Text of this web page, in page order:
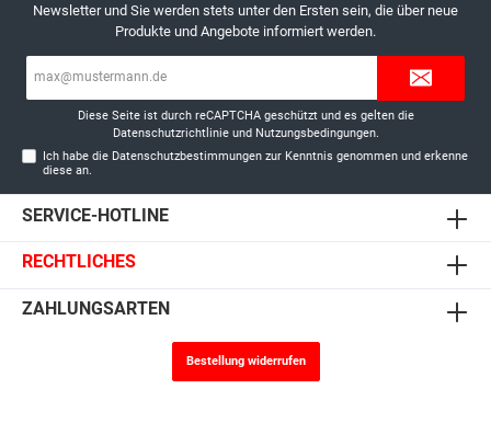
Newsletter und Sie werden stets unter den Ersten sein, die über neue
Produkte und Angebote informiert werden.
Diese Seite ist durch reCAPTCHA geschützt und es gelten die
Datenschutzrichtlinieund Nutzungsbedingungen.
Ich habe die Datenschutzbestimmungen zur Kenntnis genommen und erkenne
diese an.
SERVICE-HOTLINE
RECHTLICHES
ZAHLUNGSARTEN
Bestellung widerrufen